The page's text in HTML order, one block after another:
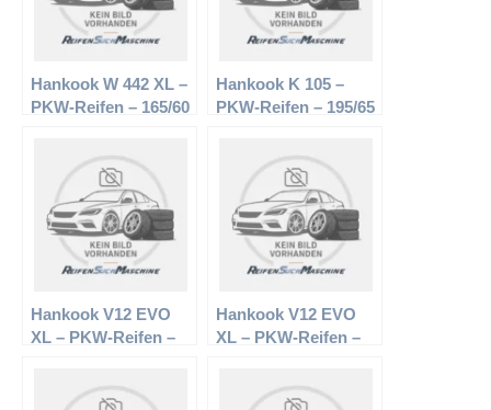
Hankook W 442 XL –
PKW-Reifen – 165/60
Hankook K 105 –
PKW-Reifen – 195/65
Hankook V12 EVO
XL – PKW-Reifen –
Hankook V12 EVO
XL – PKW-Reifen –